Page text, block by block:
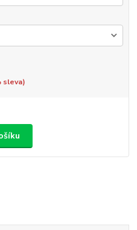
sleva)